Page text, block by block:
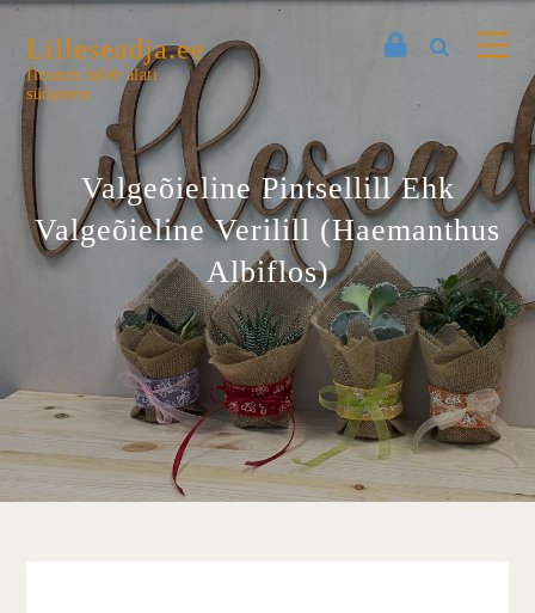
Lilleseadja.ee
Ilusaim tuleb alati
südamest
Valgeõieline Pintsellill Ehk
Valgeõieline Verilill (Haemanthus
Albiflos)